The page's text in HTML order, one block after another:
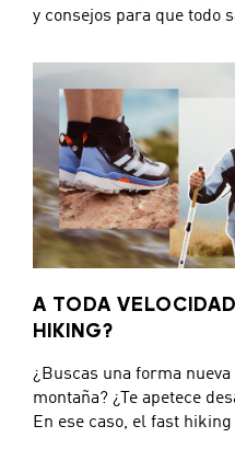
y consejos para que todo
A TODA
HIKING?
¿Buscas una forma
montaña? ¿Te apetece
En ese caso, el fast